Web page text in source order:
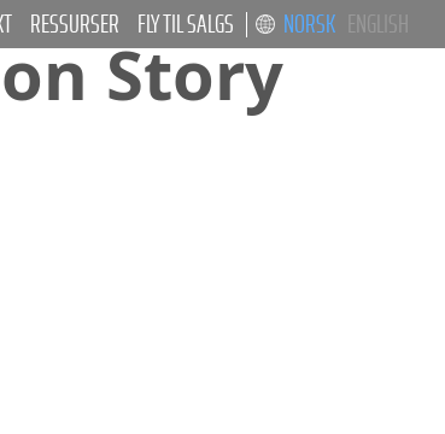
RESSURSER FLY TIL SALGS NORSK ENGLISH
Story